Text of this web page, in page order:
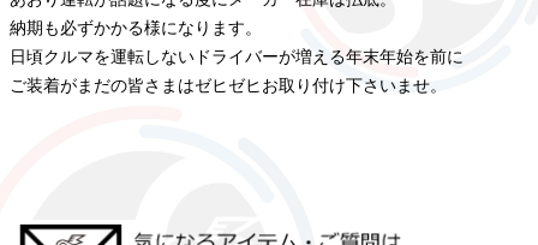
納期も必ずかかる様になります。
日頃クルマを運転しないドライバーが増える年末年始を前に
ご装着がまだの皆さまはゼヒゼヒお取り付け下さいませ。